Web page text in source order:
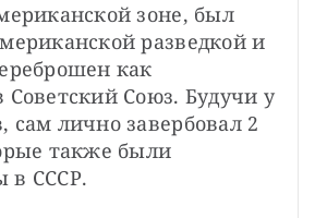
зоне, был
разведкой и
как
Советский Союз. Будучи у
сам лично завербовал 2
также были
в СССР.